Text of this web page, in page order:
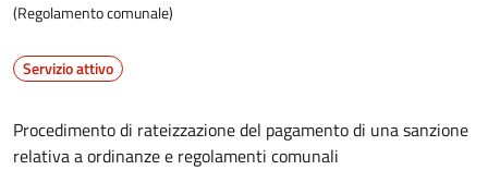
(Regolamento comunale)
Servizio attivo
Procedimento di rateizzazione del pagamento di una sanzione
relativa a ordinanze e regolamenti comunali